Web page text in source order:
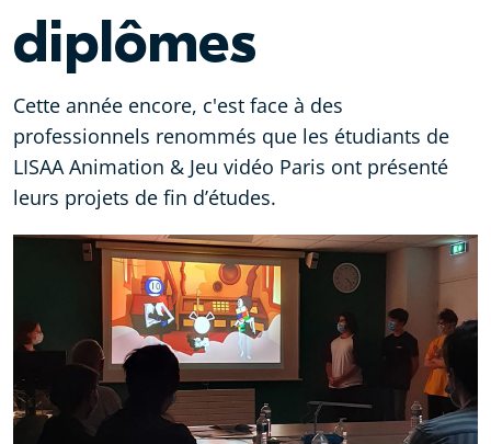
diplômes
Cette année encore, c'est face à des
professionnels renommés que les étudiants de
LISAA Animation & Jeu vidéo Paris ont présenté
leurs projets de fin d’études.